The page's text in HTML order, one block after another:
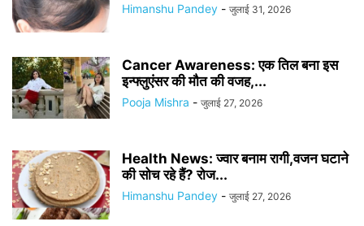
Himanshu Pandey - जुलाई 31, 2026
Cancer Awareness: एक तिल बना इस
इन्फ्लुएंसर की मौत की वजह,...
Pooja Mishra - जुलाई 27, 2026
Health News: ज्वार बनाम रागी,वजन घटाने
की सोच रहे हैं? रोज...
Himanshu Pandey - जुलाई 27, 2026